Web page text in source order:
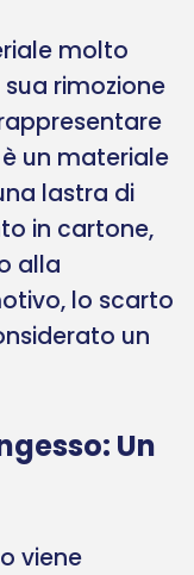
molto
sua rimozione
un materiale
lastra di
in cartone,
alla
lo scarto
un
Un
viene